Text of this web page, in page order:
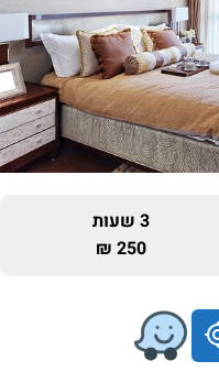
3 שעות
250 ₪